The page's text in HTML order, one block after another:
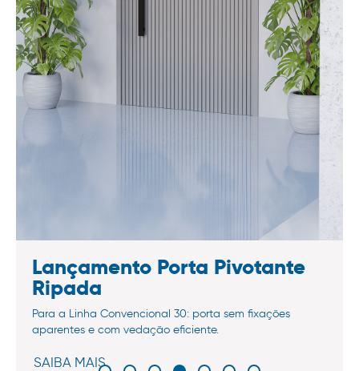
Lançamento Porta Pivotante
Ripada
Para a Linha Convencional 30: porta sem fixações
aparentes e com vedação eficiente.
SAIBA MAIS